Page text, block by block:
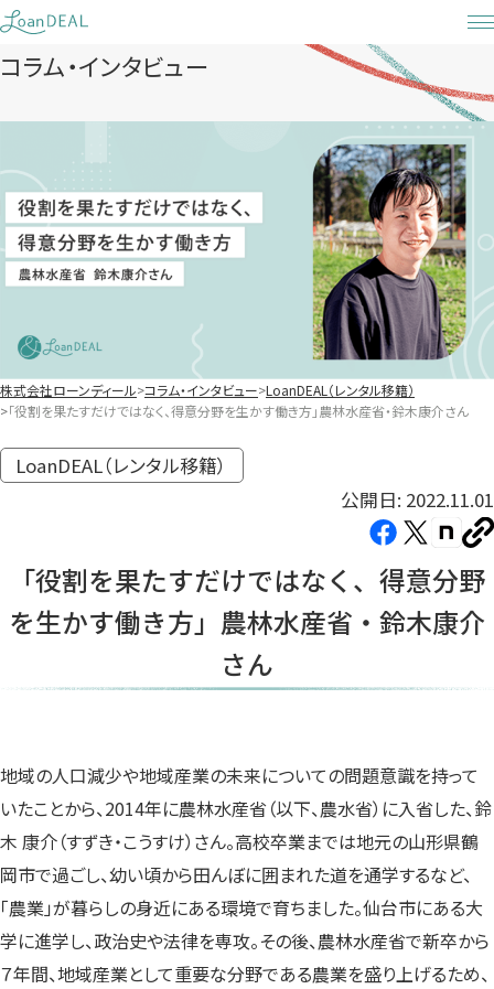
Skip
to
content
コラム・インタビュー
株式会社ローンディール コラム・インタビュー LoanDEAL（レンタル移籍）
「役割を果たすだけではなく、得意分野を生かす働き方」農林水産省・鈴木康介さん
LoanDEAL（レンタル移籍）
公開日: 2022.11.01
Facebook（新
い
タ
す）
X（新
い
タ
す）
note（新
い
タ
す）
コ
ピ
ー
「役割を果たすだけではなく、得意分野
を生かす働き方」農林水産省・鈴木康介
さん
地域の人口減少や地域産業の未来についての問題意識を持って
いたことから、2014年に農林水産省（以下、農水省）に入省した、鈴
木 康介（すずき・こうすけ）さん。高校卒業までは地元の山形県鶴
岡市で過ごし、幼い頃から田んぼに囲まれた道を通学するなど、
「農業」が暮らしの身近にある環境で育ちました。仙台市にある大
学に進学し、政治史や法律を専攻。その後、農林水産省で新卒から
７年間、地域産業として重要な分野である農業を盛り上げるため、